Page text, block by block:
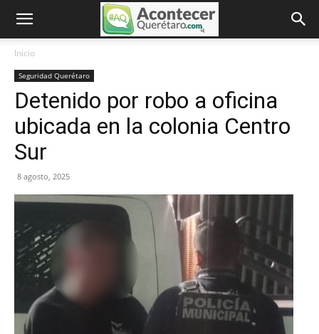
Inicio
Seguridad Querétaro
Detenido por robo a oficina
ubicada en la colonia Centro
Sur
8 agosto, 2025